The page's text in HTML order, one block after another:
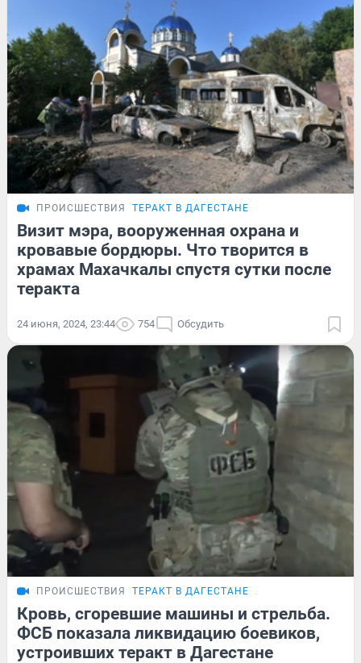
ПРОИСШЕСТВИЯ ТЕРАКТ В ДАГЕСТАНЕ
Визит мэра, вооруженная охрана и
кровавые бордюры. Что творится в
храмах Махачкалы спустя сутки после
теракта
24 июня, 2024, 23:44 754 Обсудить
ПРОИСШЕСТВИЯ ТЕРАКТ В ДАГЕСТАНЕ
Кровь, сгоревшие машины и стрельба.
ФСБ показала ликвидацию боевиков,
устроивших теракт в Дагестане